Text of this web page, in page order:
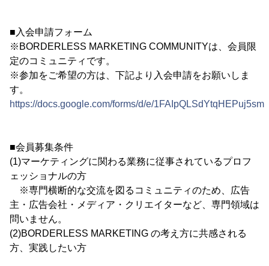
■入会申請フォーム
※BORDERLESS MARKETING COMMUNITYは、会員限
定のコミュニティです。
※参加をご希望の方は、下記より入会申請をお願いしま
す。
https://docs.google.com/forms/d/e/
■会員募集条件
(1)マーケティングに関わる業務に従事されているプロフ
ェッショナルの方
※専門横断的な交流を図るコミュニティのため、広告
主・広告会社・メディア・クリエイターなど、専門領域は
問いません。
(2)BORDERLESS MARKETING の考え方に共感される
方、実践したい方